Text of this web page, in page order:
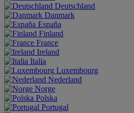
Deutschland
Danmark
España
Finland
France
Ireland
Italia
Luxembourg
Nederland
Norge
Polska
Portugal